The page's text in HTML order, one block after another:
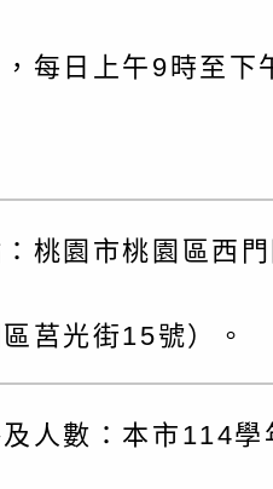
」海報
：「視」
意應用與實
託播影（
市桃園區新
年度區域
「怪創劇
聲音與故
訴及再申訴
新聞傳播
務政策溝
創園區5
丸子原作
市政府LED
託播影（
灣師範大
度身心障
政府LED
，每日上午9時至下
桃園市桃園區西
莒光街15號）。
人數：本市114學